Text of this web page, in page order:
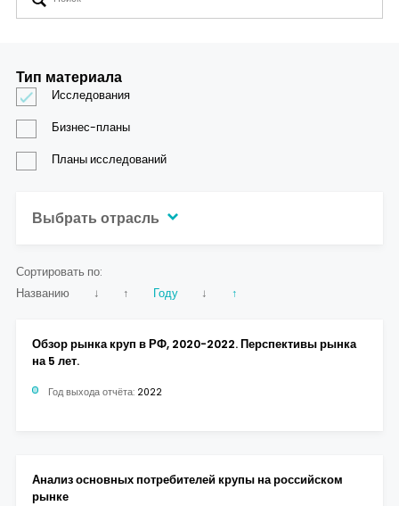
Кейсы
Контакты
Сортировать по:
Названию
↓ ↑ Году ↓ ↑
Обзор рынка круп в РФ, 2020-2022. Перспективы рынка
на 5 лет.
Год выхода отчёта: 2022
Анализ основных потребителей крупы на российском
рынке
Тип материала
Исследования
Бизнес-планы
Планы исследований
Выбрать отрасль